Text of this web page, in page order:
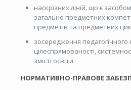
наскрізних ліній, що є
загально предметних
предметів та предметних
зосередження педагогічного
цілеспрямованості,
змісті освіти.
НОРМАТИВНО-ПРАВОВЕ